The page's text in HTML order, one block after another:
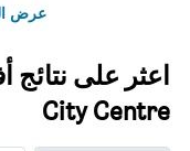
عرض
City Centre